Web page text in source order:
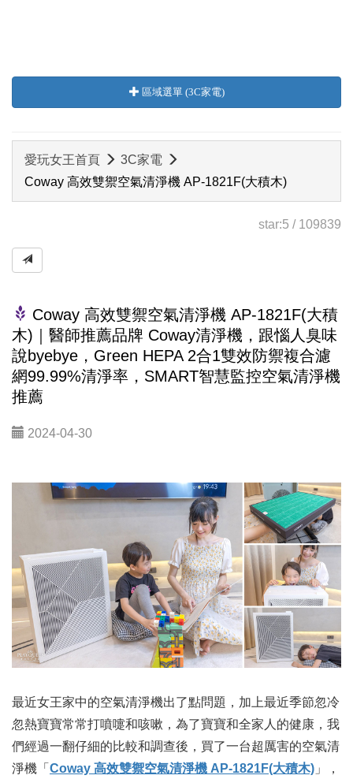
區域選單 (3C家電)
愛玩女王首頁
3C家電
Coway 高效雙禦空氣清淨機 AP-1821F(大積木)
star:5 / 109839
Coway 高效雙禦空氣清淨機 AP-1821F(大積
木)｜醫師推薦品牌 Coway清淨機，跟惱人臭味
說byebye，Green HEPA 2合1雙效防禦複合濾
網99.99%清淨率，SMART智慧監控空氣清淨機
推薦
2024-04-30
最近女王家中的空氣清淨機出了點問題，加上最近季節忽冷
忽熱寶寶常常打噴嚏和咳嗽，為了寶寶和全家人的健康，我
們經過一翻仔細的比較和調查後，買了一台超厲害的空氣清
淨機「 Coway 高效雙禦空氣清淨機 AP-1821F(大積木) 」，